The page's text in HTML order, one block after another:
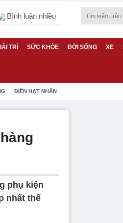
Bình luận nhiều
TRÍ SỨC KHỎE ĐỜI SỐNG XE
ĐIỆN HẠT NHÂN
phụ kiện
nhất thế